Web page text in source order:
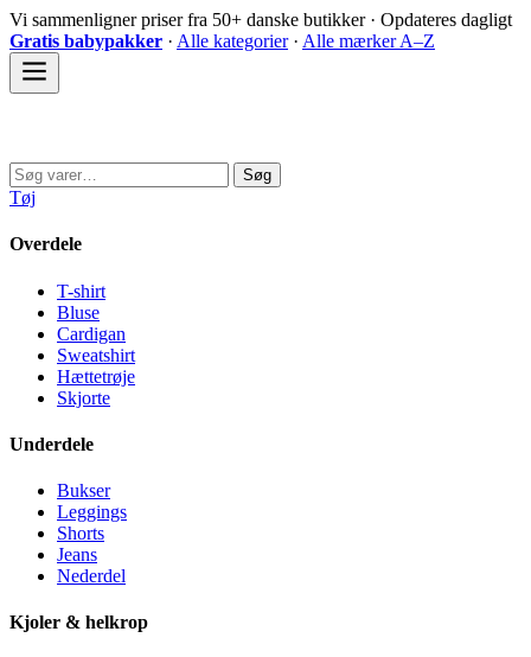
Spring
til
indhold
Vi sammenligner priser fra 50+ danske butikker · Opdateres dagligt
Gratis babypakker · Alle kategorier· Alle mærker A–Z
Søg
efter:
Søg
Tøj
Overdele
T-shirt
Bluse
Cardigan
Sweatshirt
Hættetrøje
Skjorte
Underdele
Bukser
Leggings
Shorts
Jeans
Nederdel
Kjoler & helkrop